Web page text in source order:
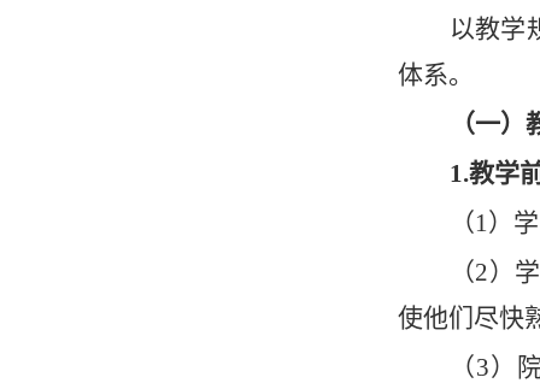
以教学
体系。
（一
1.教学
（1）
（2）
使他们尽快
（3）